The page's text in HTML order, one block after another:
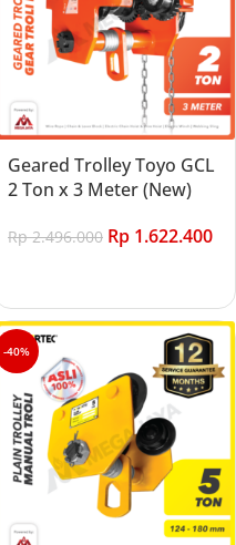
Geared Trolley Toyo GCL
2 Ton x 3 Meter (New)
Rp2.496.000 Rp 1.622.400
-40%